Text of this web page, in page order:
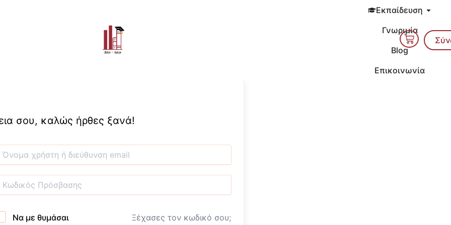
Εκπαίδευση Open
Γνωριμία
Blog
Επικοινωνία
Cart
σου, καλώς ήρθες ξανά!
Να με θυμάσαι Ξέχασες τον κωδικό σου;